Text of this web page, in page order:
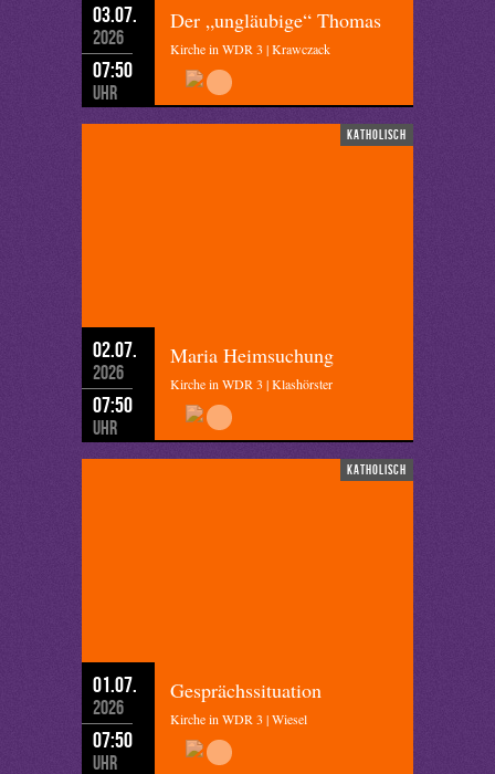
03.07.
2026
07:50
Uhr
Der „ungläubige“ Thomas
Kirche in WDR 3 | Krawczack
katholisch
02.07.
2026
07:50
Uhr
Maria Heimsuchung
Kirche in WDR 3 | Klashörster
katholisch
01.07.
2026
07:50
Uhr
Gesprächssituation
Kirche in WDR 3 | Wiesel